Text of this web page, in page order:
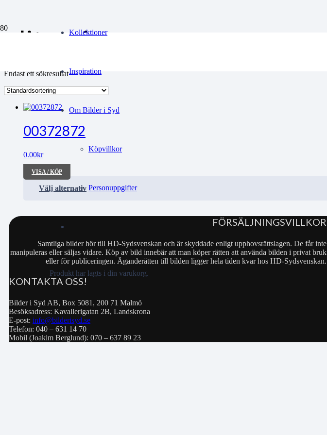
Kollektioner
Inspiration
Om Bilder i Syd
Köpvillkor
Personuppgifter
Produkt har lagts i din varukorg.
elitserie
Endast ett sökresultat
00372872
0.00kr
VISA / KÖP
Välj alternativ
FÖRSÄLJNINGSVILLKOR
Samtliga bilder hör till HD-Sydsvenskan och är skyddade enligt upphovsrättslagen. De får inte
manipuleras eller säljas vidare. Köp av bild innebär att man köper rätten att använda bilden i privat bruk
eller för publiceringen. Äganderätten till bilden ligger hela tiden kvar hos HD-Sydsvenskan.
KONTAKTA OSS!
Bilder i Syd AB, Box 5081, 200 71 Malmö
Besöksadress: Kavallerigatan 2B, Landskrona
E-post: info@bilderisyd.se
Telefon: 040 – 631 14 70
Mobil (Joakim Berglund): 070 – 637 89 23